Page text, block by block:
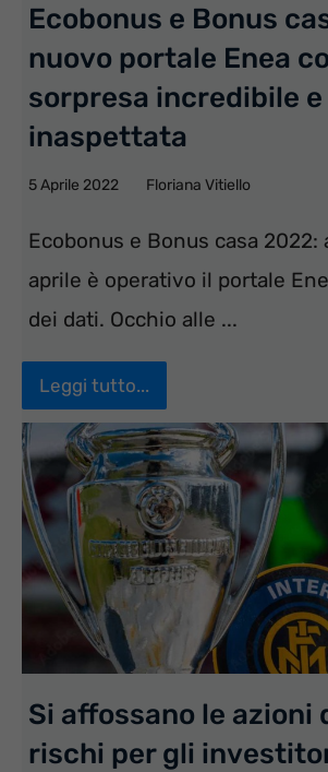
Ecobonus e Bonus
nuovo portale Enea
sorpresa incredibile e
inaspettata
5 Aprile 2022 Floriana Vitiello
Ecobonus e Bonus casa 2022:
aprile è operativo il portale
dei dati. Occhio alle ...
Leggi tutto...
Si affossano le azioni
rischi per gli